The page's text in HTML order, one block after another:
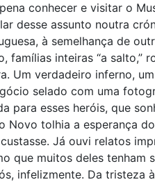
conhecer e visitar o
desse assunto noutra
à semelhança de
famílias inteiras “a salto,”
Um verdadeiro inferno,
selado com uma
para esses heróis, que
Novo tolhia a esperança
Já ouvi relatos
que muitos deles tenham
infelizmente. Da tristeza